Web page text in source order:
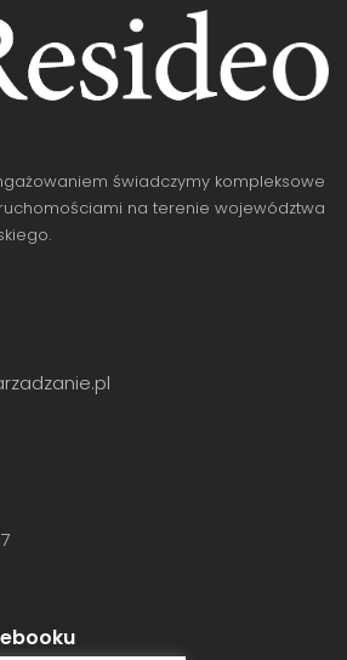
świadczymy kompleksowe
na terenie województwa